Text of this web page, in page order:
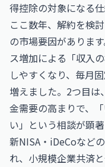
得控除の対象になる仕
ここ数年、解約を検
の市場要因がありま
ス増加による「収入
しやすくなり、毎月
増えました。2つ目は
金需要の高まりで、
い」という相談が顕
新NISA・iDeCoなど
れ、小規模企業共済